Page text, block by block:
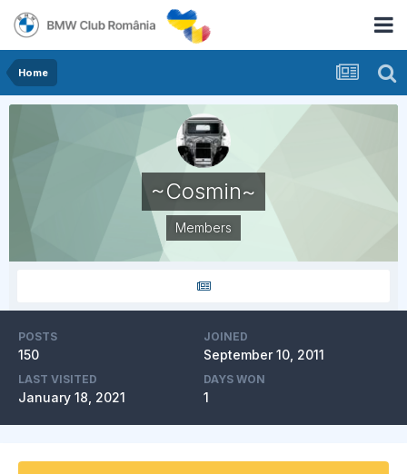
Home
~Cosmin~
Members
POSTS
150
JOINED
September 10, 2011
LAST VISITED
January 18, 2021
DAYS WON
1